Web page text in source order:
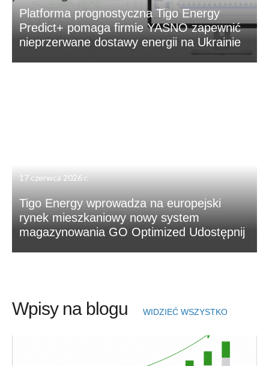
Platforma prognostyczna Tigo Energy
Predict+ pomaga firmie YASNO zapewnić
nieprzerwane dostawy energii na Ukrainie
17 czerwca 2026 r.
Tigo Energy wprowadza na europejski
rynek mieszkaniowy nowy system
magazynowania GO Optimized Udostępnij
Wpisy na blogu WIDZIEĆ WSZYSTKO